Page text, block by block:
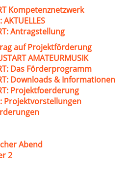
Kompetenznetzwerk
Antragstellung
auf Projektförderung
AMATEURMUSIK
Das Förderprogramm
Downloads & Informationen
Projektfoerderung
Projektvorstellungen
Abend
2